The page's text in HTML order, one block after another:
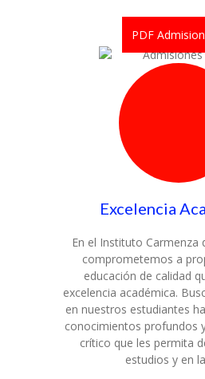
PDF
Excelencia
En el Instituto Carmenza
comprometemos a
educación de calidad
excelencia académica.
en nuestros estudiantes
conocimientos profundos
crítico que les permita
estudios y en